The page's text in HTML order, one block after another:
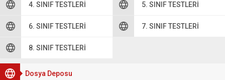
4. SINIF TESTLERI 5. SINIF TESTLERI
6. SINIF TESTLERI 7. SINIF TESTLERI
8. SINIF TESTLERI
Dosya Deposu